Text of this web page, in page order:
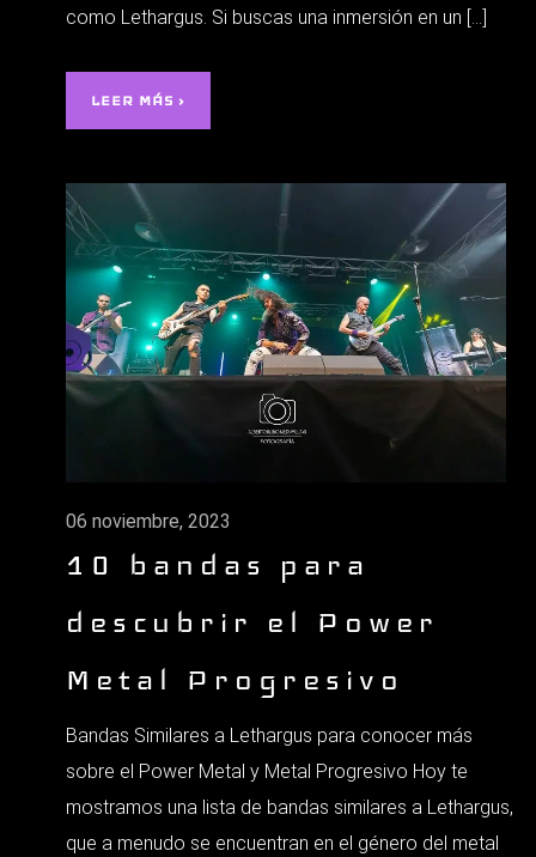
como Lethargus. Si buscas una inmersión en un […]
LEER MÁS ›
06 noviembre, 2023
10 bandas para
descubrir el Power
Metal Progresivo
Bandas Similares a Lethargus para conocer más
sobre el Power Metal y Metal Progresivo Hoy te
mostramos una lista de bandas similares a Lethargus,
que a menudo se encuentran en el género del metal